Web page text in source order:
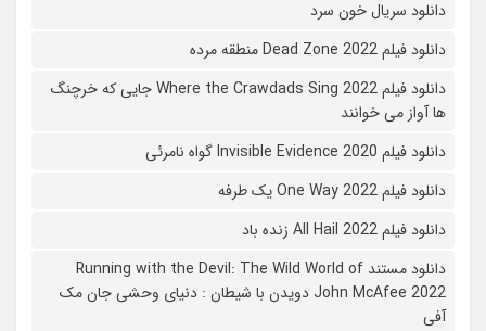
دانلود سریال خون سرد
دانلود فیلم 2022 Dead Zone منطقه مرده
دانلود فیلم Where the Crawdads Sing 2022 جایی که خرچنگ
ها آواز می خوانند
دانلود فیلم 2020 Invisible Evidence گواه نامرئی
دانلود فیلم One Way 2022 یک طرفه
دانلود فیلم All Hail 2022 زنده باد
دانلود مستند Running with the Devil: The Wild World of
John McAfee 2022 دویدن با شیطان : دنیای وحشی جان مک
آفی